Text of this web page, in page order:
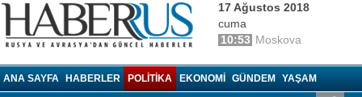
17 Ağustos 2018
cuma
10:53 Moskova
ANA SAYFA HABERLER POLITIKA EKONOMI GÜNDEM YAŞAM